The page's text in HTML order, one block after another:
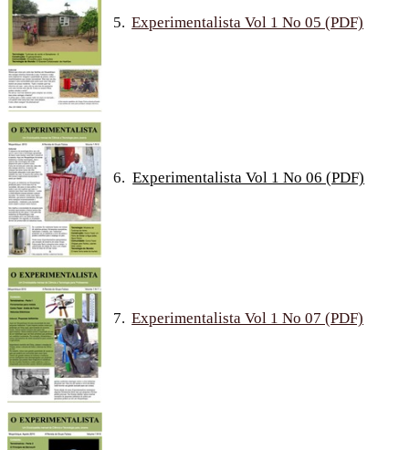
5. Experimentalista Vol 1 No 05 (PDF)
6. Experimentalista Vol 1 No 06 (PDF)
7. Experimentalista Vol 1 No 07 (PDF)